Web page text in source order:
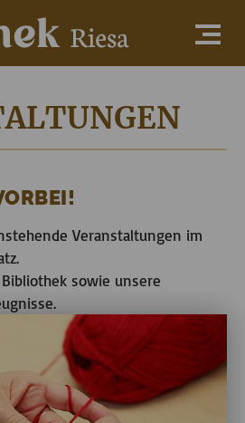
Veranstaltungen im
sowie unsere